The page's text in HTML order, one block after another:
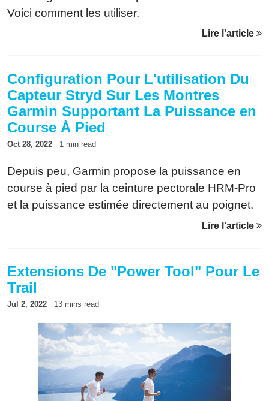
Voici comment les utiliser.
Lire l'article
Configuration Pour L'utilisation Du
Capteur Stryd Sur Les Montres
Garmin Supportant La Puissance en
Course À Pied
Oct 28, 2022 1 min read
Depuis peu, Garmin propose la puissance en
course à pied par la ceinture pectorale HRM-Pro
et la puissance estimée directement au poignet.
Néanmoins, cela entre en conflit avec lesLire l'article
Extensions De "Power Tool" Pour Le
Trail
Jul 2, 2022 13 mins read